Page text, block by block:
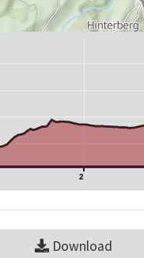
2
Download